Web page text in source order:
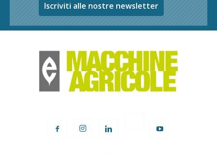
Iscriviti alle nostre newsletter